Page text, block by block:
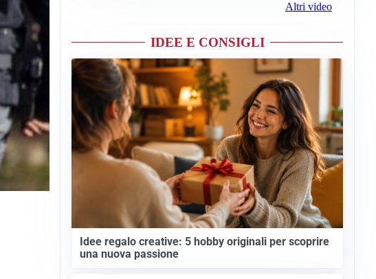
Altri video
IDEE E CONSIGLI
Idee regalo creative: 5 hobby originali per scoprire
una nuova passione